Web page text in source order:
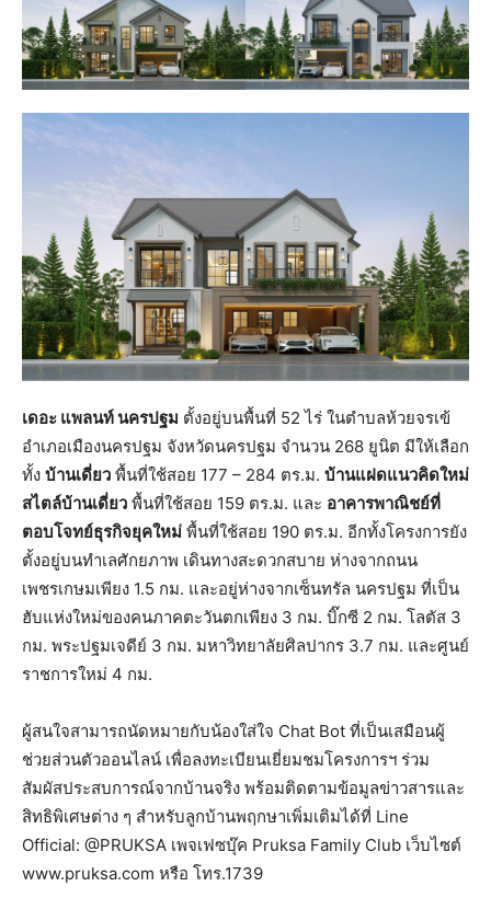
เดอะ แพลนท์ นครปฐม ตั้งอยู่บนพื้นที่ 52 ไร่ ในตำบลห้วยจรเข้
อำเภอเมืองนครปฐม จังหวัดนครปฐม จำนวน 268 ยูนิต มีให้เลือก
ทั้ง บ้านเดี่ยว พื้นที่ใช้สอย 177 – 284 ตร.ม. บ้านแฝดแนวคิดใหม่
สไตล์บ้านเดี่ยว พื้นที่ใช้สอย 159 ตร.ม. และ อาคารพาณิชย์ที่
ตอบโจทย์ธุรกิจยุคใหม่ พื้นที่ใช้สอย 190 ตร.ม. อีกทั้งโครงการยัง
ตั้งอยู่บนทำเลศักยภาพ เดินทางสะดวกสบาย ห่างจากถนน
เพชรเกษมเพียง 1.5 กม. และอยู่ห่างจากเซ็นทรัล นครปฐม ที่เป็น
ฮับแห่งใหม่ของคนภาคตะวันตกเพียง 3 กม. บิ๊กซี 2 กม. โลตัส 3
กม. พระปฐมเจดีย์ 3 กม. มหาวิทยาลัยศิลปากร 3.7 กม. และศูนย์
ราชการใหม่ 4 กม.
ผู้สนใจสามารถนัดหมายกับน้องใส่ใจ Chat Bot ที่เป็นเสมือนผู้
ช่วยส่วนตัวออนไลน์ เพื่อลงทะเบียนเยี่ยมชมโครงการฯ ร่วม
สัมผัสประสบการณ์จากบ้านจริง พร้อมติดตามข้อมูลข่าวสารและ
สิทธิพิเศษต่าง ๆ สำหรับลูกบ้านพฤกษาเพิ่มเติมได้ที่ Line
Official: @PRUKSA เพจเฟซบุ๊ค Pruksa Family Club เว็บไซต์
www.pruksa.com หรือ โทร.1739